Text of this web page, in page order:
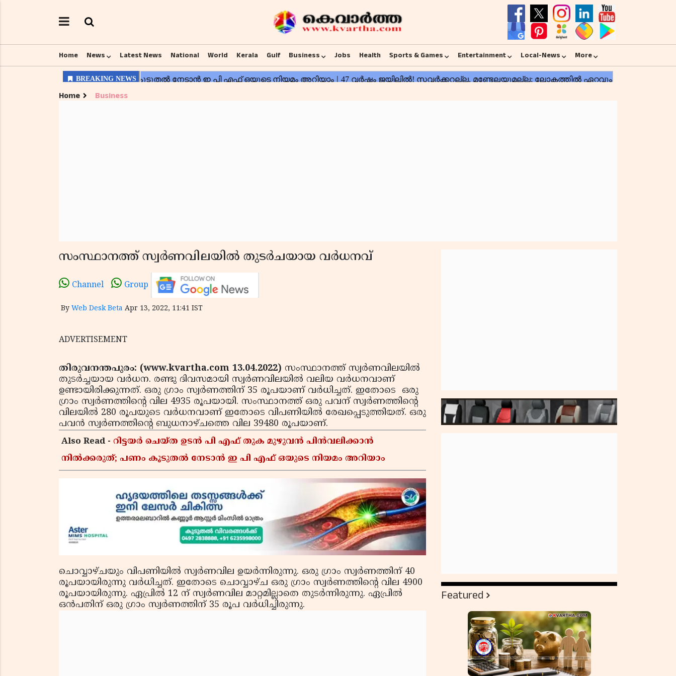
Home News Latest News National World Kerala Gulf Business Jobs Health Sports & Games Entertainment Local-News More
Home Business
സംസ്ഥാനത്ത് സ്വര്‍ണവിലയില്‍ തുടര്‍ചയായ വര്‍ധനവ്
Channel Group
By Web Desk Beta Apr 13, 2022, 11:41 IST
ADVERTISEMENT
തിരുവനന്തപുരം: (www.kvartha.com 13.04.2022) സംസ്ഥാനത്ത് സ്വര്‍ണവിലയില്‍
തുടര്‍ച്ചയായ വര്‍ധന. രണ്ടു ദിവസമായി സ്വര്‍ണവിലയില്‍ വലിയ വര്‍ധനവാണ്
ഉണ്ടായിരിക്കുന്നത്. ഒരു ഗ്രാം സ്വര്‍ണത്തിന് 35 രൂപയാണ് വര്‍ധിച്ചത്. ഇതോടെ ഒരു
ഗ്രാം സ്വര്‍ണത്തിന്റെ വില 4935 രൂപയായി. സംസ്ഥാനത്ത് ഒരു പവന് സ്വര്‍ണത്തിന്റെ
വിലയില്‍ 280 രൂപയുടെ വര്‍ധനവാണ് ഇതോടെ വിപണിയില്‍ രേഖപ്പെടുത്തിയത്. ഒരു
പവന്‍ സ്വര്‍ണത്തിന്റെ ബുധനാഴ്ചത്തെ വില 39480 രൂപയാണ്.
Also Read - റിട്ടയർ ചെയ്ത ഉടൻ പി എഫ് തുക മുഴുവൻ പിൻവലിക്കാൻ
നിൽക്കരുത്; പണം കൂടുതൽ നേടാൻ ഇ പി എഫ് ഒയുടെ നിയമം അറിയാം
ചൊവ്വാഴ്ചയും വിപണിയില്‍ സ്വര്‍ണവില ഉയര്‍ന്നിരുന്നു. ഒരു ഗ്രാം സ്വര്‍ണത്തിന് 40
രൂപയായിരുന്നു വര്‍ധിച്ചത്. ഇതോടെ ചൊവ്വാഴ്ച ഒരു ഗ്രാം സ്വര്‍ണത്തിന്റെ വില 4900
രൂപയായിരുന്നു. ഏപ്രില്‍ 12 ന് സ്വര്‍ണവില മാറ്റമില്ലാതെ തുടര്‍ന്നിരുന്നു. ഏപ്രില്‍
ഒന്‍പതിന് ഒരു ഗ്രാം സ്വര്‍ണത്തിന് 35 രൂപ വര്‍ധിച്ചിരുന്നു.
Featured